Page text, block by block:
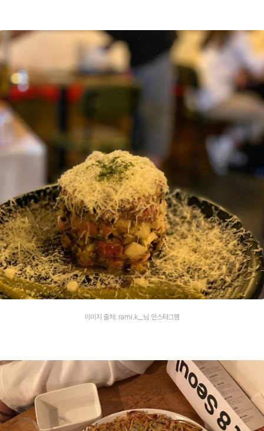
이미지 출처: rami.k__님 인스타그램